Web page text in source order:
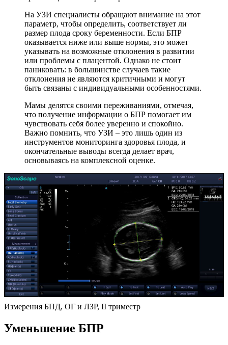
На УЗИ специалисты обращают внимание на этот
параметр, чтобы определить, соответствует ли
размер плода сроку беременности. Если БПР
оказывается ниже или выше нормы, это может
указывать на возможные отклонения в развитии
или проблемы с плацентой. Однако не стоит
паниковать: в большинстве случаев такие
отклонения не являются критичными и могут
быть связаны с индивидуальными особенностями.
Мамы делятся своими переживаниями, отмечая,
что получение информации о БПР помогает им
чувствовать себя более уверенно и спокойно.
Важно помнить, что УЗИ – это лишь один из
инструментов мониторинга здоровья плода, и
окончательные выводы всегда делает врач,
основываясь на комплексной оценке.
Измерения БПД, ОГ и ЛЗР, II триместр
Уменьшение БПР